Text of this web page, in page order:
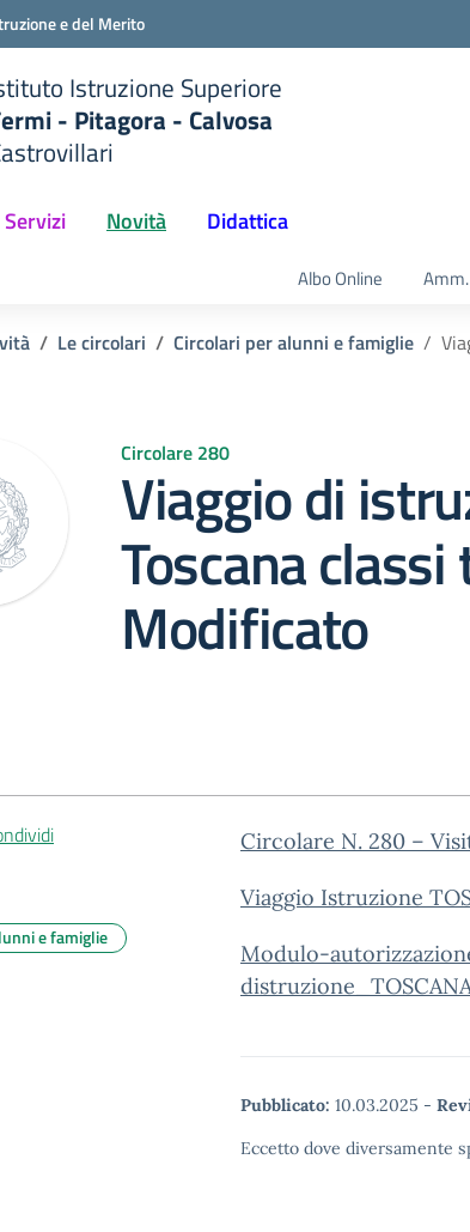
e del Merito
Istruzione Superiore
- Pitagora - Calvosa
Servizi Novità Didattica
Albo Online
Le circolari Circolari per alunni e famiglie
Circolare 280
Viaggio di
Toscana
Modificato
Circolare N. 280 –
Viaggio Istruzione
Modulo-
Pubblicato: 10.03.2025 -
Eccetto dove diversamente
e famiglie